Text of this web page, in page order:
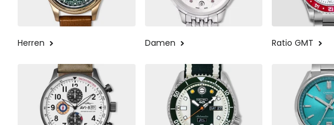
Herren Damen Ratio GMT